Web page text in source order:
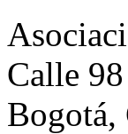
Calle
Bogotá,